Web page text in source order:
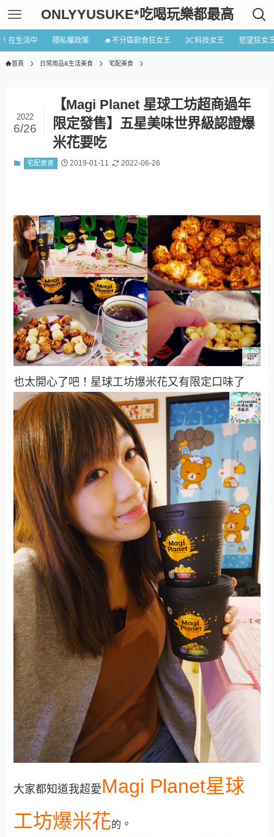
ONLYYUSUKE*吃喝玩樂都最高
在生活中 隱私權政策 ☻不分區飲食狂女王 3C科技女王 慾望狂女
首頁 日常用品&生活美食 宅配美食
【Magi Planet 星球工坊超商過年
限定發售】五星美味世界級認證爆
米花要吃
2022
6/26
宅配美食 2019-01-11 2022-06-26
也太開心了吧！星球工坊爆米花又有限定口味了
大家都知道我超愛Magi Planet星球
工坊爆米花的 。